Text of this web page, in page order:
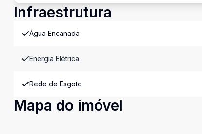
Infraestrutura
Água Encanada
Energia Elétrica
Rede de Esgoto
Mapa do imóvel